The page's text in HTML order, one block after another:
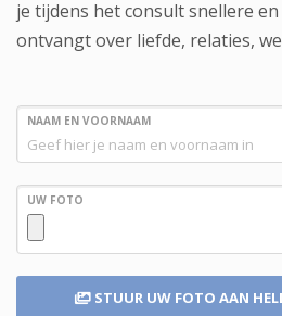
je tijdens het consult snellere
ontvangt over liefde, relaties,
NAAM EN VOORNAAM
UW FOTO
STUUR UW FOTO AAN